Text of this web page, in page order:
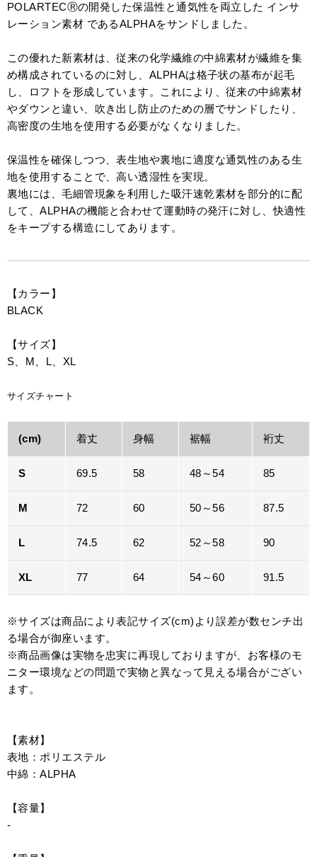
POLARTECⓇの開発した保温性と通気性を両立した インサ
レーション素材 であるALPHAをサンドしました。
この優れた新素材は、従来の化学繊維の中綿素材が繊維を集
め構成されているのに対し、ALPHAは格子状の基布が起毛
し、ロフトを形成しています。これにより、従来の中綿素材
やダウンと違い、吹き出し防止のための層でサンドしたり、
高密度の生地を使用する必要がなくなりました。
保温性を確保しつつ、表生地や裏地に適度な通気性のある生
地を使用することで、高い透湿性を実現。
裏地には、毛細管現象を利用した吸汗速乾素材を部分的に配
して、ALPHAの機能と合わせて運動時の発汗に対し、快適性
をキープする構造にしてあります。
【カラー】
BLACK
【サイズ】
S、M、L、XL
サイズチャート
(cm) 着丈 身幅 裾幅 裄丈
S 69.5 58 48～54 85
M 72 60 50～56 87.5
L 74.5 62 52～58 90
XL 77 64 54～60 91.5
※サイズは商品により表記サイズ(cm)より誤差が数センチ出
る場合が御座います。
※商品画像は実物を忠実に再現しておりますが、お客様のモ
ニター環境などの問題で実物と異なって見える場合がござい
ます。
【素材】
表地：ポリエステル
中綿：ALPHA
【容量】
-